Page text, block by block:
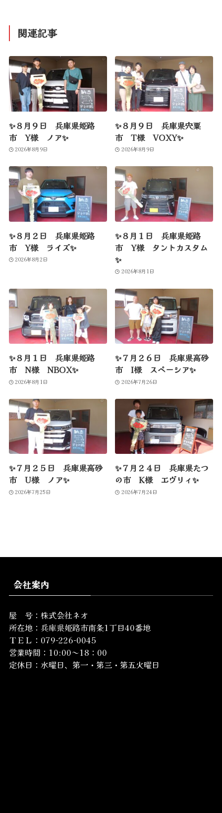
関連記事
✨８月９日 兵庫県姫路
市 Y様 ノア✨
2026年8月9日
✨８月９日 兵庫県宍粟
市 T様 VOXY✨
2026年8月9日
✨８月２日 兵庫県姫路
市 Y様 ライズ✨
2026年8月2日
✨８月１日 兵庫県姫路
市 Y様 タントカスタム
✨
2026年8月1日
✨８月１日 兵庫県姫路
市 N様 NBOX✨
2026年8月1日
✨７月２６日 兵庫県高砂
市 I様 スペーシア✨
2026年7月26日
✨７月２５日 兵庫県高砂
市 U様 ノア✨
2026年7月25日
✨７月２４日 兵庫県たつ
の市 K様 エヴリィ✨
2026年7月24日
会社案内
屋 号：株式会社ネオ
所在地： 兵庫県姫路市南条1丁目40番地
ＴＥＬ：079-226-0045
営業時間：10:00～18：00
定休日：水曜日、第一・第三・第五火曜日